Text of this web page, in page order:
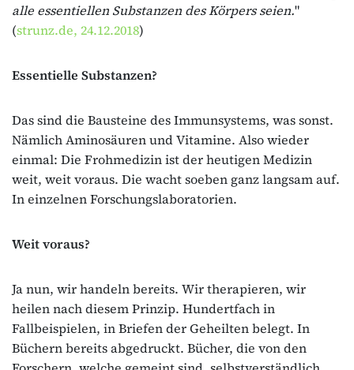
alle essentiellen Substanzen des Körpers seien."
(strunz.de, 24.12.2018)
Essentielle Substanzen?
Das sind die Bausteine des Immunsystems, was sonst.
Nämlich Aminosäuren und Vitamine. Also wieder
einmal: Die Frohmedizin ist der heutigen Medizin
weit, weit voraus. Die wacht soeben ganz langsam auf.
In einzelnen Forschungslaboratorien.
Weit voraus?
Ja nun, wir handeln bereits. Wir therapieren, wir
heilen nach diesem Prinzip. Hundertfach in
Fallbeispielen, in Briefen der Geheilten belegt. In
Büchern bereits abgedruckt. Bücher, die von den